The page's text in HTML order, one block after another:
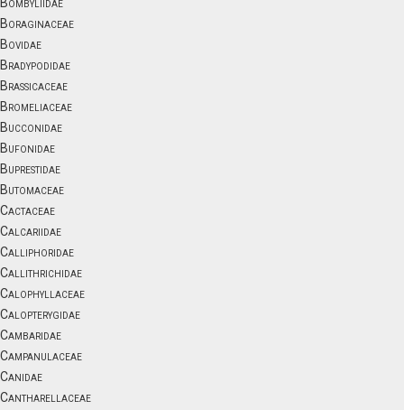
Boraginaceae
Bovidae
Bradypodidae
Brassicaceae
Bromeliaceae
Bucconidae
Bufonidae
Buprestidae
Butomaceae
Cactaceae
Calcariidae
Calliphoridae
Callithrichidae
Calophyllaceae
Calopterygidae
Cambaridae
Campanulaceae
Canidae
Cantharellaceae